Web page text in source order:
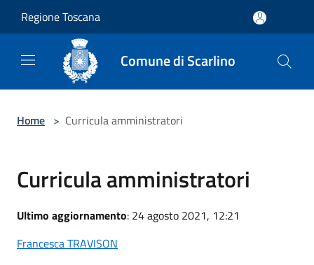
Regione Toscana
Comune di Scarlino
Home > Curricula amministratori
Curricula amministratori
Ultimo aggiornamento: 24 agosto 2021, 12:21
Francesca TRAVISON